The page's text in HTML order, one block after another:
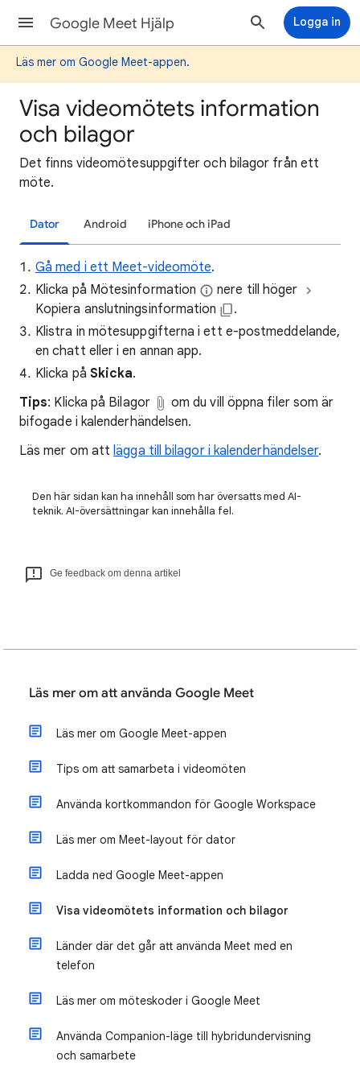
Google Meet Hjälp Logga in
Läs mer om Google Meet-appen.
Visa videomötets information
och bilagor
Det finns videomötesuppgifter och bilagor från ett
möte.
Dator Android iPhone och iPad
Gå med i ett Meet-videomöte.
Klicka på Mötesinformation
nere till höger
Kopiera anslutningsinformation
.
Klistra in mötesuppgifterna i ett e-postmeddelande,
en chatt eller i en annan app.
Klicka på Skicka.
Tips: Klicka på Bilagor
om du vill öppna filer som är
bifogade i kalenderhändelsen.
Läs mer om attlägga till bilagor i kalenderhändelser.
Den här sidan kan ha innehåll som har översatts med AI-
teknik. AI-översättningar kan innehålla fel.
Ge feedback om denna artikel
Läs mer om att använda Google Meet
Läs mer om Google Meet-appen
Tips om att samarbeta i videomöten
Använda kortkommandon för Google Workspace
Läs mer om Meet-layout för dator
Ladda ned Google Meet-appen
Visa videomötets information och bilagor
Länder där det går att använda Meet med en
telefon
Läs mer om möteskoder i Google Meet
Använda Companion-läge till hybridundervisning
och samarbete